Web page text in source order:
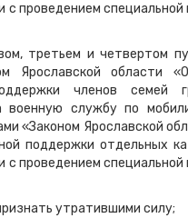
с проведением специальной
третьем и четвертом
Ярославской области
членов семей
военную службу по
«Законом Ярославской
поддержки отдельных
с проведением специальной
утратившими силу;